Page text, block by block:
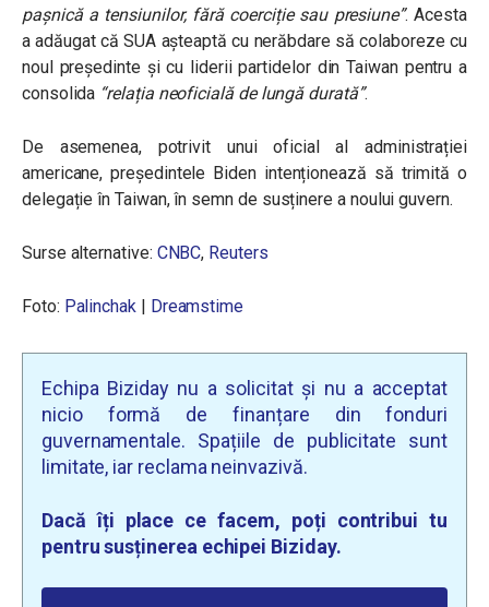
pașnică a tensiunilor, fără coerciție sau presiune”. Acesta
a adăugat că SUA așteaptă cu nerăbdare să colaboreze cu
noul președinte și cu liderii partidelor din Taiwan pentru a
consolida “relația neoficială de lungă durată”.
De asemenea, potrivit unui oficial al administrației
americane, președintele Biden intenționează să trimită o
delegație în Taiwan, în semn de susținere a noului guvern.
Surse alternative: CNBC, Reuters
Foto: Palinchak | Dreamstime
Echipa Biziday nu a solicitat și nu a acceptat
nicio formă de finanțare din fonduri
guvernamentale. Spațiile de publicitate sunt
limitate, iar reclama neinvazivă.
Dacă îți place ce facem, poți contribui tu
pentru susținerea echipei Biziday.